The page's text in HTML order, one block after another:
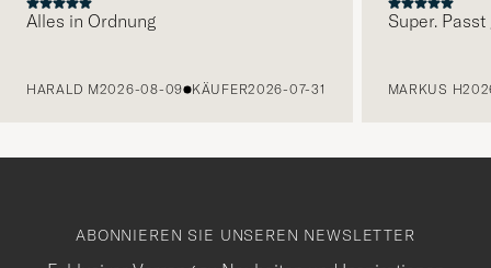
Alles in Ordnung
HARALD M2026-08-09 KÄUFER2026-07-31
Super. Passt
MARKUS H
ABONNIEREN SIE UNSEREN NEWSLETTER